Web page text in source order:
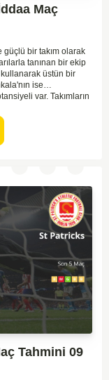
Maç
bir takım olarak
tanınan bir ekip
üstün bir
ise
var. Takımların
görünüyor. Taktiksel
yüksek bir
Tahmini 09